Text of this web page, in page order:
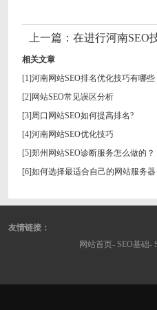
上一篇： 在进行河南SEO
相关文章
[1]河南网站SEO排名优化技巧有哪些
[2] 网站SEO常见误区分析
[3]周口网站SEO如何提高排名?
[4]河南网站SEO优化技巧
[5]郑州网站SEO诊断服务怎么做的？
[6]如何选择最适合自己的网站服务器
友情链接：
网站首页- SEO基础-